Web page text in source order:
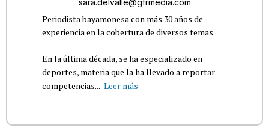
Periodista bayamonesa con más 30 años de
experiencia en la cobertura de diversos temas.
En la última década, se ha especializado en
deportes, materia que la ha llevado a reportar
competencias... Leer más